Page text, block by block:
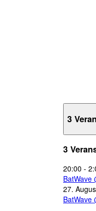
3
3
20:00 -
BatWave
27.
BatWave